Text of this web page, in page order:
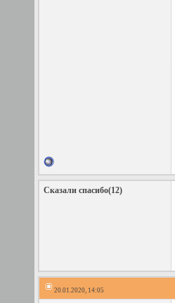
Сказали спасибо(12)
20.01.2020, 14:05